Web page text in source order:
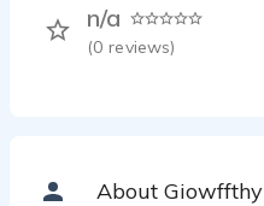
n/a
(0 reviews)
About Giowffthy